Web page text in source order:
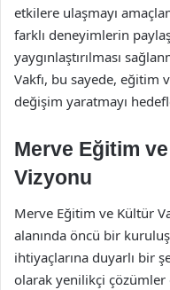
etkilere ulaşmayı
farklı deneyimlerin
yaygınlaştırılması
Vakfı, bu sayede,
değişim yaratmayı
Merve Eğitim ve
Vizyonu
Merve Eğitim ve Kültür
alanında öncü bir
ihtiyaçlarına duyarlı bir
olarak yenilikçi çözümler